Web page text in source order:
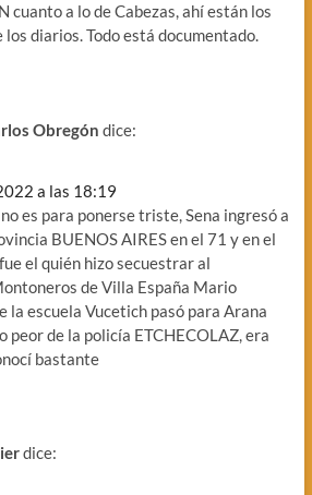
cuanto a lo de Cabezas, ahí están los
los diarios. Todo está documentado.
Obregón dice:
a las 18:19
es para ponerse triste, Sena ingresó a
BUENOS AIRES en el 71 y en el
el quién hizo secuestrar al
de Villa España Mario
la escuela Vucetich pasó para Arana
peor de la policía ETCHECOLAZ, era
bastante
dice: